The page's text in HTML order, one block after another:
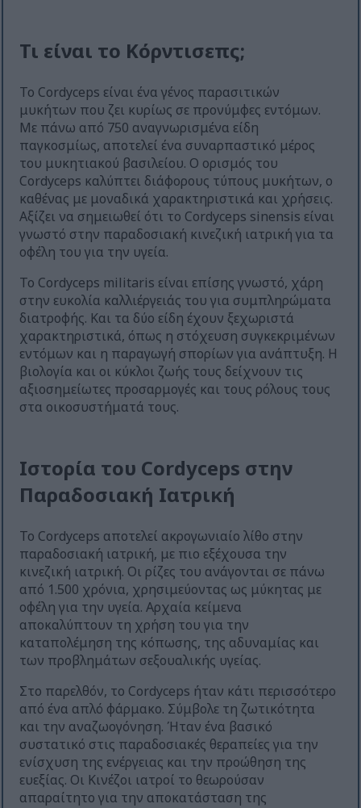
Τι είναι το Κόρντισεπς;
Το Cordyceps είναι ένα γένος παρασιτικών
μυκήτων που ζει κυρίως σε προνύμφες εντόμων.
Με πάνω από 750 αναγνωρισμένα είδη
παγκοσμίως, αποτελεί ένα συναρπαστικό μέρος
του μυκητιακού βασιλείου. Ο ορισμός του
Cordyceps καλύπτει διάφορους τύπους μυκήτων, ο
καθένας με μοναδικά χαρακτηριστικά και χρήσεις.
Αξίζει να σημειωθεί ότι το Cordyceps sinensis είναι
γνωστό στην παραδοσιακή κινεζική ιατρική για τα
οφέλη του για την υγεία.
Το Cordyceps militaris είναι επίσης γνωστό, χάρη
στην ευκολία καλλιέργειάς του για συμπληρώματα
διατροφής. Και τα δύο είδη έχουν ξεχωριστά
χαρακτηριστικά, όπως η στόχευση συγκεκριμένων
εντόμων και η παραγωγή σπορίων για ανάπτυξη. Η
βιολογία και οι κύκλοι ζωής τους δείχνουν τις
αξιοσημείωτες προσαρμογές και τους ρόλους τους
στα οικοσυστήματά τους.
Ιστορία του Cordyceps στην
Παραδοσιακή Ιατρική
Το Cordyceps αποτελεί ακρογωνιαίο λίθο στην
παραδοσιακή ιατρική, με πιο εξέχουσα την
κινεζική ιατρική. Οι ρίζες του ανάγονται σε πάνω
από 1.500 χρόνια, χρησιμεύοντας ως μύκητας με
οφέλη για την υγεία. Αρχαία κείμενα
αποκαλύπτουν τη χρήση του για την
καταπολέμηση της κόπωσης, της αδυναμίας και
των προβλημάτων σεξουαλικής υγείας.
Στο παρελθόν, το Cordyceps ήταν κάτι περισσότερο
από ένα απλό φάρμακο. Σύμβολε τη ζωτικότητα
και την αναζωογόνηση. Ήταν ένα βασικό
συστατικό στις παραδοσιακές θεραπείες για την
ενίσχυση της ενέργειας και την προώθηση της
ευεξίας. Οι Κινέζοι ιατροί το θεωρούσαν
απαραίτητο για την αποκατάσταση της